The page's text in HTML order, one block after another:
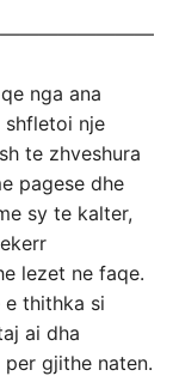
nga ana
shfletoi nje
te zhveshura
pagese dhe
sy te kalter,
lezet ne faqe.
e thithka si
ai dha
gjithe naten.